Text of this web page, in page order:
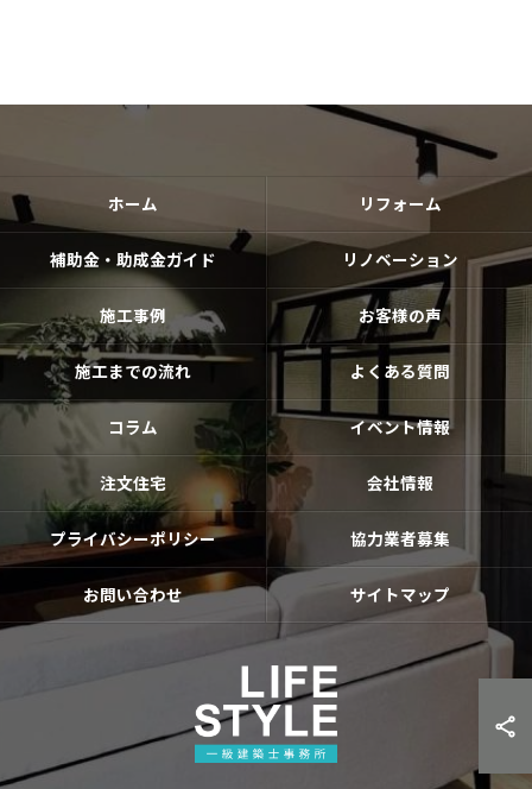
ホーム リフォーム
補助金・助成金ガイド リノベーション
施工事例 お客様の声
施工までの流れ よくある質問
コラム イベント情報
注文住宅 会社情報
プライバシーポリシー 協力業者募集
お問い合わせ サイトマップ